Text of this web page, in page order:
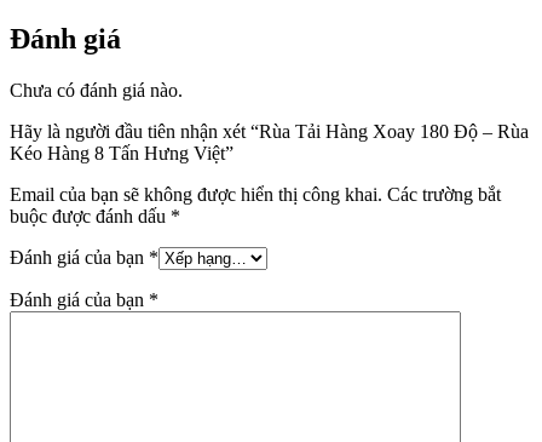
Đánh giá
Chưa có đánh giá nào.
Hãy là người đầu tiên nhận xét “Rùa Tải Hàng Xoay 180 Độ – Rùa
Kéo Hàng 8 Tấn Hưng Việt”
Email của bạn sẽ không được hiển thị công khai. Các trường bắt
buộc được đánh dấu *
Đánh giá của bạn *
Đánh giá của bạn *